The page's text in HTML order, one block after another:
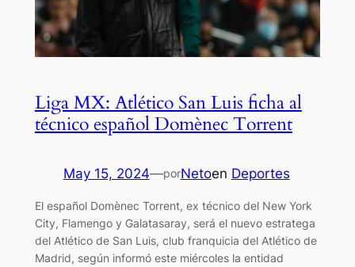
Liga MX: Atlético San Luis ficha al
técnico español Domènec Torrent
May 15, 2024—porNetoen Deportes
El español Domènec Torrent, ex técnico del New York
City, Flamengo y Galatasaray, será el nuevo estratega
del Atlético de San Luis, club franquicia del Atlético de
Madrid, según informó este miércoles la entidad